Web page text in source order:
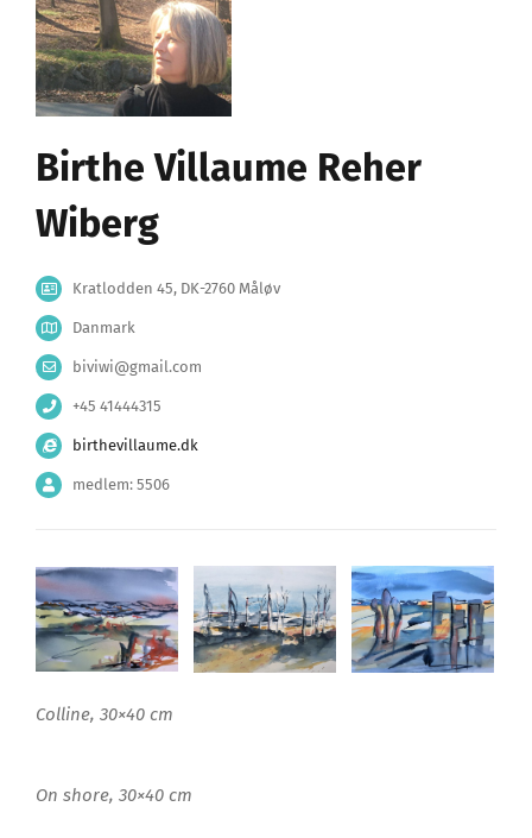
Birthe Villaume Reher
Wiberg
Kratlodden 45, DK-2760 Måløv
Danmark
biviwi@gmail.com
+45 41444315
birthevillaume.dk
medlem: 5506
Colline, 30×40 cm
On shore, 30×40 cm